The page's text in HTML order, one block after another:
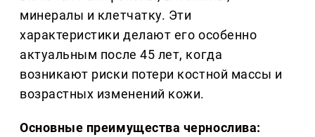
минералы и клетчатку. Эти
характеристики делают его особенно
актуальным после 45 лет, когда
возникают риски потери костной массы и
возрастных изменений кожи.
Основные преимущества чернослива: